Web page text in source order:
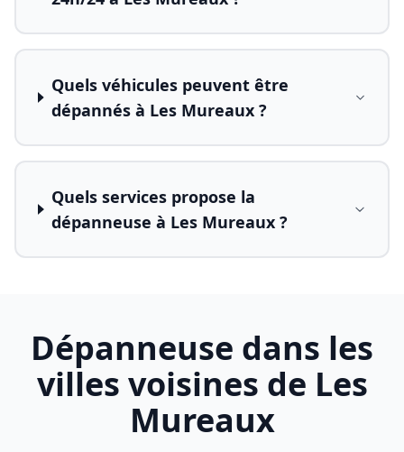
Quels véhicules peuvent être
dépannés à Les Mureaux ?
Quels services propose la
dépanneuse à Les Mureaux ?
Dépanneuse dans les
villes voisines de Les
Mureaux